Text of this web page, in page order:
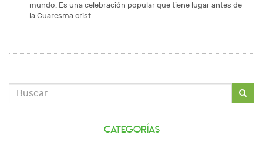
mundo. Es una celebración popular que tiene lugar antes de
la Cuaresma crist...
Categorías